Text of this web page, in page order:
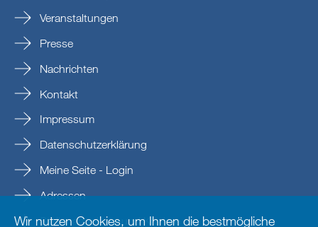
Veranstaltungen
Presse
Nachrichten
Kontakt
Impressum
Datenschutzerklärung
Meine Seite - Login
Adressen
Stellenangebote und Karriere
Wir nutzen Cookies, um Ihnen die bestmögliche